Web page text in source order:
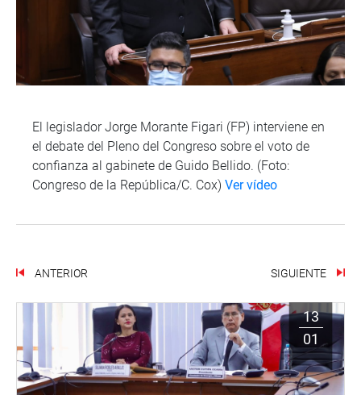
El legislador Jorge Morante Figari (FP) interviene en
el debate del Pleno del Congreso sobre el voto de
confianza al gabinete de Guido Bellido. (Foto:
Congreso de la República/C. Cox) Ver vídeo
ANTERIOR SIGUIENTE
13
01